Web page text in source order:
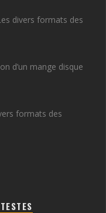
divers formats des
d’un mange disque
formats des